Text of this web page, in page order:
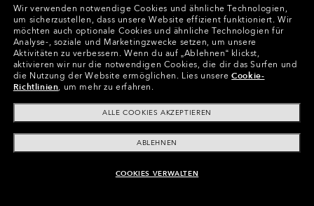
ZUM WARENKORB HINZUFÜGEN
Farben (4) GestellSatin Black
Größe: L (133mm)-Diese Größe passt den
meisten Menschen.
PassformSchmale - Verstellbare Nasenpads
Größenanleitung ansehen
Wir verwenden notwendige Cookies und ähnliche Technologien,
um sicherzustellen, dass unsere Website effizient funktioniert. Wir
möchten auch optionale Cookies und ähnliche Technologien für
Analyse-, soziale und Marketingzwecke setzen, um unsere
Aktivitäten zu verbessern. Wenn du auf „Ablehnen“ klickst,
aktivieren wir nur die notwendigen Cookies, die dir das Surfen und
die Nutzung der Website ermöglichen. Lies unsereCookie-
Richtlinien, um mehr zu erfahren.
ALLE COOKIES AKZEPTIEREN
ABLEHNEN
COOKIES VERWALTEN
Datenschutzbestimmungen ).
MELDEN SIE